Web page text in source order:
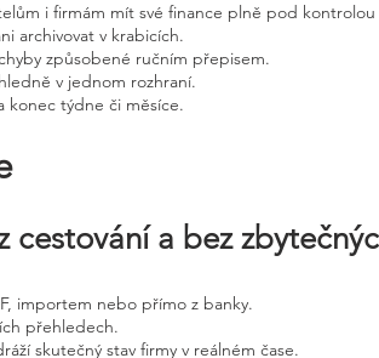
i firmám mít své finance plně pod kontrolou
archivovat v krabicích.
způsobené ručním přepisem.
v jednom rozhraní.
konec týdne či měsíce.
a bez
importem nebo přímo z banky.
přehledech.
skutečný stav firmy v reálném čase.